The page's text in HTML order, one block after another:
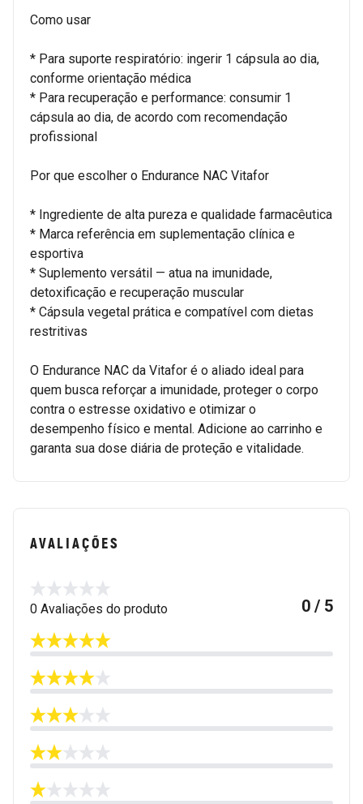
Como usar
* Para suporte respiratório: ingerir 1 cápsula ao dia,
conforme orientação médica
* Para recuperação e performance: consumir 1
cápsula ao dia, de acordo com recomendação
profissional
Por que escolher o Endurance NAC Vitafor
* Ingrediente de alta pureza e qualidade farmacêutica
* Marca referência em suplementação clínica e
esportiva
* Suplemento versátil — atua na imunidade,
detoxificação e recuperação muscular
* Cápsula vegetal prática e compatível com dietas
restritivas
O Endurance NAC da Vitafor é o aliado ideal para
quem busca reforçar a imunidade, proteger o corpo
contra o estresse oxidativo e otimizar o
desempenho físico e mental. Adicione ao carrinho e
garanta sua dose diária de proteção e vitalidade.
AVALIAÇÕES
0 Avaliações do produto 0 / 5